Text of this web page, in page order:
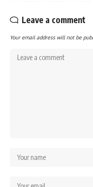
Leave a comment
Your email address will not be